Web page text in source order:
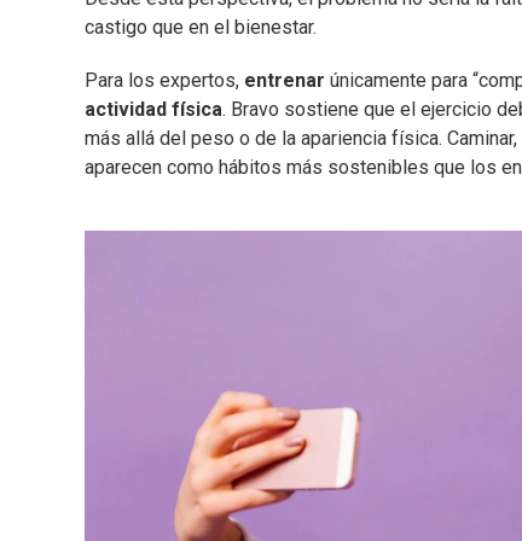
castigo que en el bienestar.
Para los expertos, entrenar únicamente para
actividad física. Bravo sostiene que el ejercicio
más allá del peso o de la apariencia física.
aparecen como hábitos más sostenibles que los